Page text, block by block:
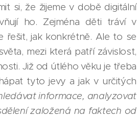
si, že žijeme v době digitální
ho. Zejména děti tráví v
řešit, jak konkrétně. Ale to se
mezi která patří závislost,
Již od útlého věku je třeba
tyto jevy a jak v určitých
informace, analyzovat
založená na faktech od